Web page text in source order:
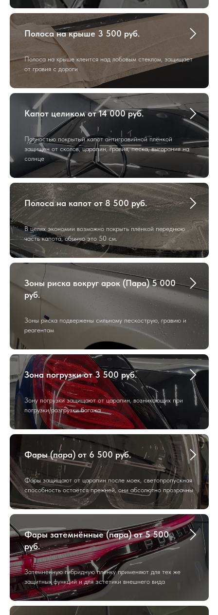
Полоса на крыше 3 500 руб.
Полоса на крыше клеится над лобовым стеклом, защищает
от гравия с дороги
Капот целиком от 14 000 руб.
Полностью покрытый капот антигравийной плёнкой
защищен от сколов, царапин, гравия, песка, выгорания на
солнце
Полоса на капот от 8 500 руб.
В целях экономии возможно покрыть плёнкой переднюю
часть капота, обычно это 50 см.
Зоны риска вокруг арок (Пара) 5 000
руб.
Зоны риска подвержены сильному пескострую, гравию и
реагентам
Зона погрузки от 3 500 руб.
Зону погрузки защищают от царапин, возникающих при
погрузки/разгрузки багажа
Фары (пара) от 6 500 руб.
Фары защищают от царапин после моек, светопропускная
способность остаётся прежней, они абсолютно прозрачны
Фары затемнённые (пара) от 5 500
руб.
Затемнённую гибридную плёнку применяют для тех же
защитных функций и для эстетики внешнего вида